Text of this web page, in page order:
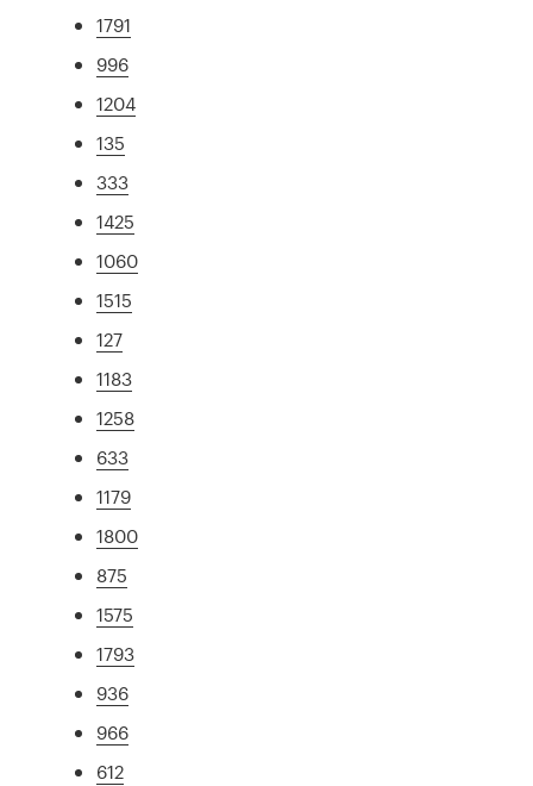
1791
996
1204
135
333
1425
1060
1515
127
1183
1258
633
1179
1800
875
1575
1793
936
966
612